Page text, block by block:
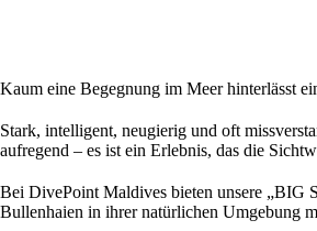
Kaum eine Begegnung im Meer hinterlässt
Stark, intelligent, neugierig und oft
aufregend – es ist ein Erlebnis, das die
Bei DivePoint Maldives bieten unsere „BIG
Bullenhaien in ihrer natürlichen Umgebung